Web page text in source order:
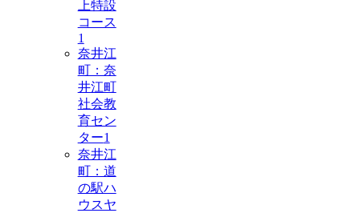
上特設
コース
1
奈井江
町：奈
井江町
社会教
育セン
ター1
奈井江
町：道
の駅ハ
ウスヤ